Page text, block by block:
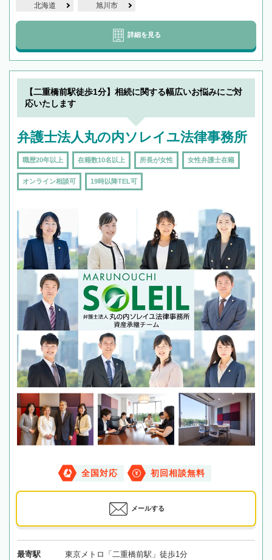
北海道 旭川市
詳細を見る
【二重橋前駅徒歩1分】相続に関する幅広いお悩みにご対
応いたします
弁護士法人丸の内ソレイユ法律事務所
職歴20年以上 在籍数10名以上 所長が女性 女性弁護士在籍
オンライン相談可 19時以降TEL可
全国対応 初回相談無料
メールする
最寄駅 東京メトロ「二重橋前駅」徒歩1分